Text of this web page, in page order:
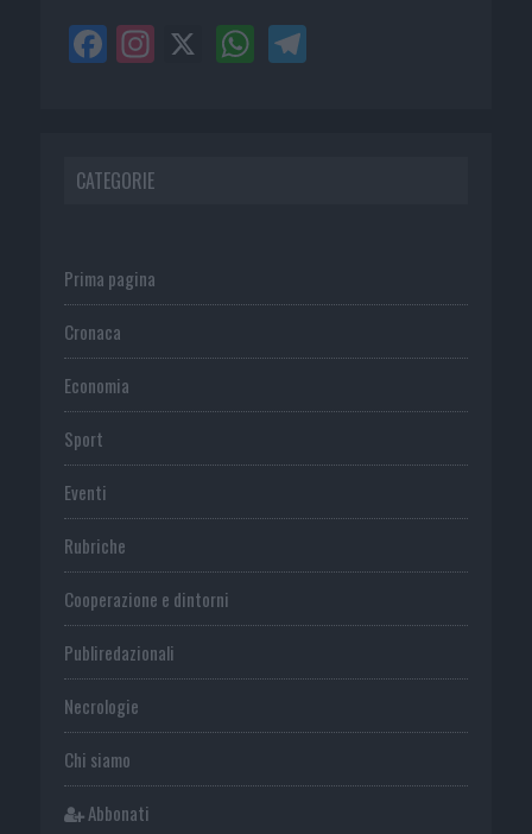
CATEGORIE
Prima pagina
Cronaca
Economia
Sport
Eventi
Rubriche
Cooperazione e dintorni
Publiredazionali
Necrologie
Chi siamo
Abbonati